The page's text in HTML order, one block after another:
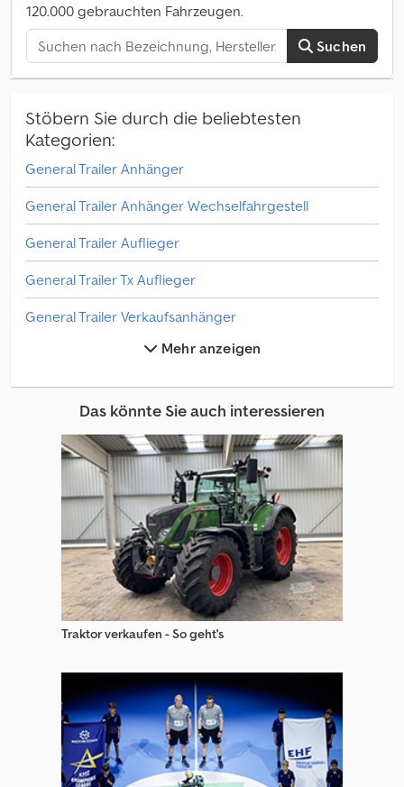
120.000 gebrauchten Fahrzeugen.
Suchen
Stöbern Sie durch die beliebtesten
Kategorien:
General Trailer Anhänger
General Trailer Anhänger Wechselfahrgestell
General Trailer Auflieger
General Trailer Tx Auflieger
General Trailer Verkaufsanhänger
Multitrailer Anhänger
Tpv Trailers Anhänger
Trailor Auflieger Mit Offener Pritsche
Trailor Auflieger Mit Pritsche & Plane
Trailor Pkw-Anhänger
Trailor S Auflieger
Web Trailers Abrollanhänger
Web Trailers Anhänger Pritsche & Plane
Web Trailers Anhänger Wechselfahrgestell
Web Trailers Auflieger
Mehr anzeigen
Das könnte Sie auch interessieren
Traktor verkaufen - So geht's